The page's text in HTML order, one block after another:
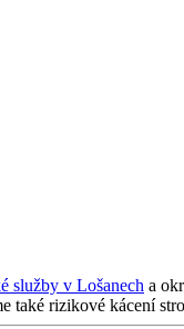
služby v Lošanech a
také rizikové kácení